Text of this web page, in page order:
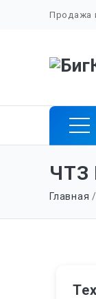
Продажа
ЧТЗ
Главная